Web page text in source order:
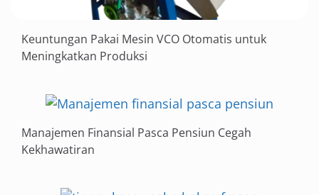
Keuntungan Pakai Mesin VCO Otomatis untuk
Meningkatkan Produksi
Manajemen Finansial Pasca Pensiun Cegah
Kekhawatiran